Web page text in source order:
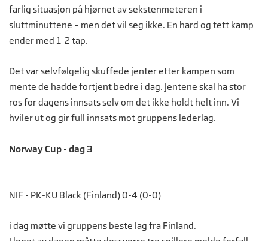
farlig situasjon på hjørnet av sekstenmeteren i
sluttminuttene – men det vil seg ikke. En hard og tett kamp
ender med 1-2 tap.
Det var selvfølgelig skuffede jenter etter kampen som
mente de hadde fortjent bedre i dag. Jentene skal ha stor
ros for dagens innsats selv om det ikke holdt helt inn. Vi
hviler ut og gir full innsats mot gruppens lederlag.
Norway Cup - dag 3
NIF - PK-KU Black (Finland) 0-4 (0-0)
i dag møtte vi gruppens beste lag fra Finland.